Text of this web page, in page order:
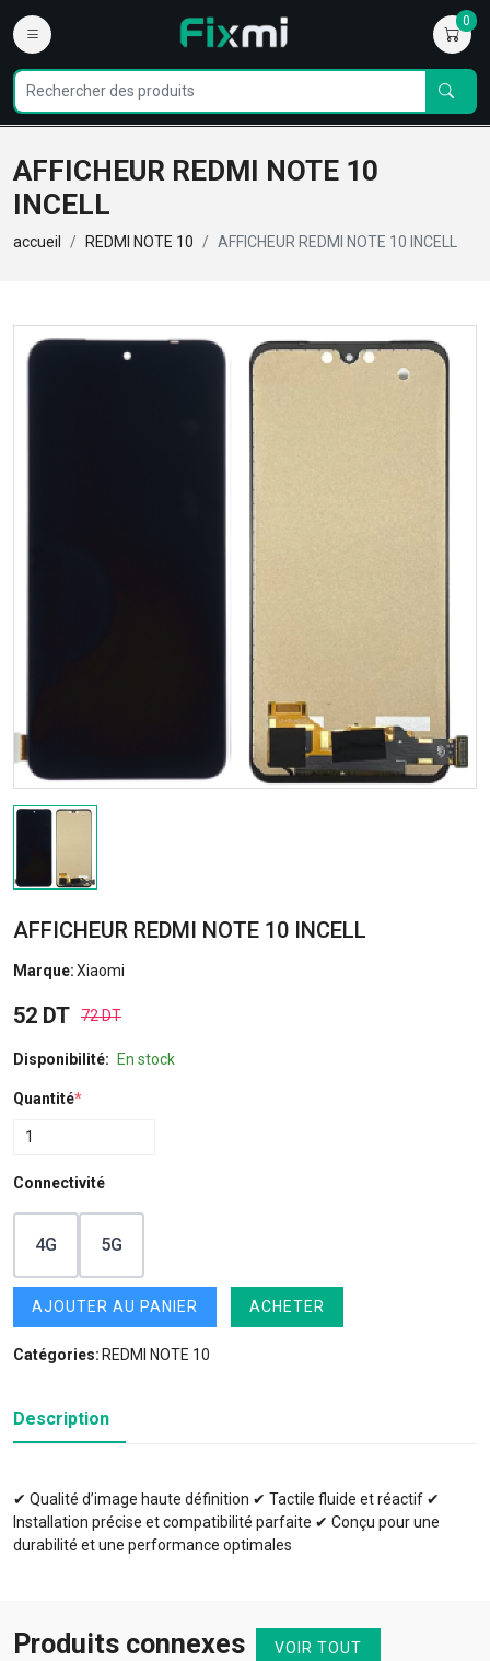
0
AFFICHEUR REDMI NOTE 10
INCELL
accueil REDMI NOTE 10 AFFICHEUR REDMI NOTE 10 INCELL
AFFICHEUR REDMI NOTE 10 INCELL
Marque:Xiaomi
52 DT 72 DT
Disponibilité: En stock
Quantité*
Connectivité
4G 5G
AJOUTER AU PANIER ACHETER
Catégories: REDMI NOTE 10
Description
✔ Qualité d’image haute définition ✔ Tactile fluide et réactif ✔
Installation précise et compatibilité parfaite ✔ Conçu pour une
durabilité et une performance optimales
Produits connexes VOIR TOUT